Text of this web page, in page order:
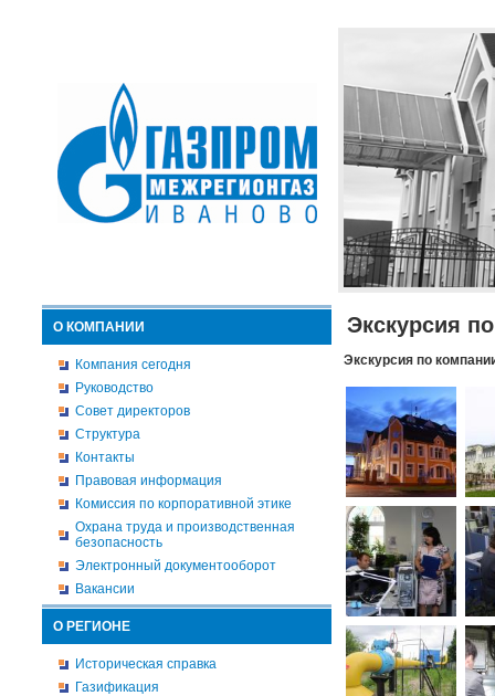
О КОМПАНИИ
Компания сегодня
Руководство
Совет директоров
Структура
Контакты
Правовая информация
Комиссия по корпоративной этике
Охрана труда и производственная
безопасность
Электронный документооборот
Вакансии
О РЕГИОНЕ
Историческая справка
Газификация
Экскурсия
Экскурсия по